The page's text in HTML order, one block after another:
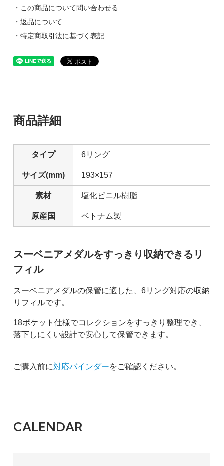
・この商品について問い合わせる
・返品について
・特定商取引法に基づく表記
商品詳細
タイプ 6リング
サイズ(mm) 193×157
素材 塩化ビニル樹脂
原産国 ベトナム製
スーベニアメダルをすっきり収納できるリ
フィル
スーベニアメダルの保管に適した、6リング対応の収納
リフィルです。
18ポケット仕様でコレクションをすっきり整理でき、
落下しにくい設計で安心して保管できます。
ご購入前に対応バインダーをご確認ください。
CALENDAR